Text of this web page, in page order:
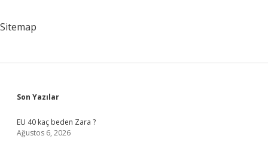
Sitemap
Sidebar
Son Yazılar
EU 40 kaç beden Zara ?
Ağustos 6, 2026